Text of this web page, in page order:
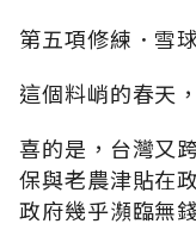
第五項修練．雪
這個料峭的春天
喜的是，台灣又
保與老農津貼在
政府幾乎瀕臨無